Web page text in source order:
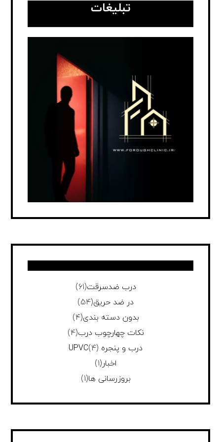
تبلیغات
درب ضدسرقت(61)
در ضد حریق(54)
بدون دسته بندی(4)
نکات چهارچوب درب(4)
درب و پنجره UPVC (4)
اخبار(1)
بروزرسانی ها(1)